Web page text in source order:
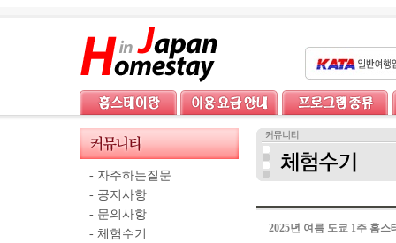
- 자주하는질문
- 공지사항
- 문의사항
- 체험수기
2025년 여름 도쿄 1주 홈